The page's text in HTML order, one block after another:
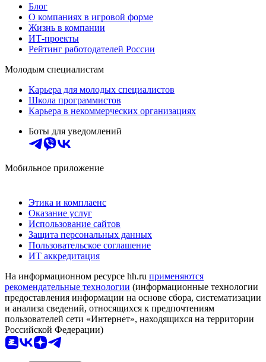
Блог
О компаниях в игровой форме
Жизнь в компании
ИТ-проекты
Рейтинг работодателей России
Молодым специалистам
Карьера для молодых специалистов
Школа программистов
Карьера в некоммерческих организациях
Боты для уведомлений
Мобильное приложение
Этика и комплаенс
Оказание услуг
Использование сайтов
Защита персональных данных
Пользовательское соглашение
ИТ аккредитация
На информационном ресурсе hh.ru применяются
рекомендательные технологии (информационные технологии
предоставления информации на основе сбора, систематизации
и анализа сведений, относящихся к предпочтениям
пользователей сети «Интернет», находящихся на территории
Российской Федерации)